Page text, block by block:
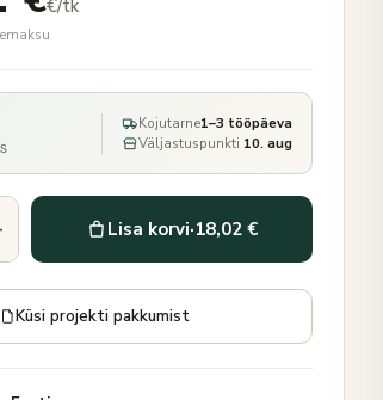
€/tk
Kojutarne1–3 tööpäeva
Väljastuspunkti 10. aug
Lisa korvi·18,02 €
Küsi projekti pakkumist